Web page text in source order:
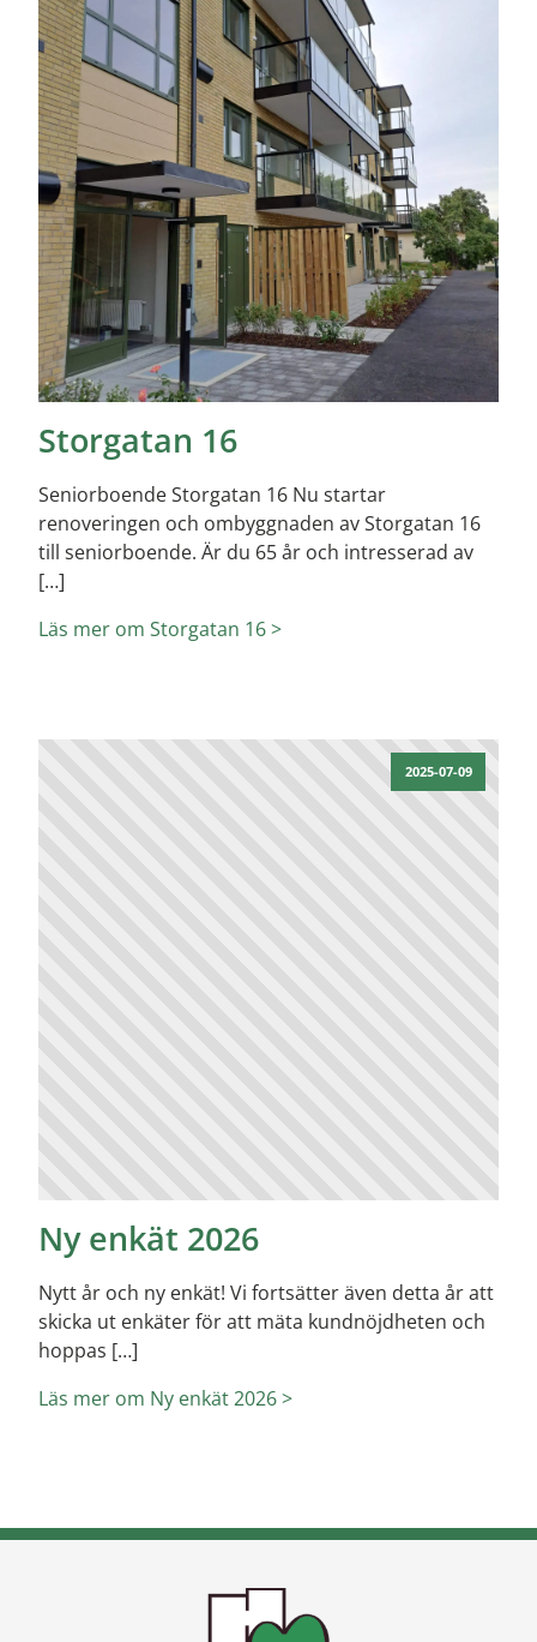
Storgatan 16
Seniorboende Storgatan 16 Nu startar
renoveringen och ombyggnaden av Storgatan 16
till seniorboende. Är du 65 år och intresserad av
[…]
Läs mer om Storgatan 16 >
2025-07-09
Ny enkät 2026
Nytt år och ny enkät! Vi fortsätter även detta år att
skicka ut enkäter för att mäta kundnöjdheten och
hoppas […]
Läs mer om Ny enkät 2026 >